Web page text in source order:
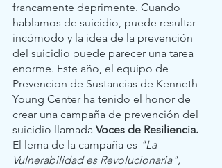
francamente deprimente. Cuando
hablamos de suicidio, puede resultar
incómodo y la idea de la prevención
del suicidio puede parecer una tarea
enorme. Este año, el equipo de
Prevencion de Sustancias de Kenneth
Young Center ha tenido el honor de
crear una campaña de prevención del
suicidio llamada Voces de Resiliencia.
El lema de la campaña es "La
Vulnerabilidad es Revolucionaria",